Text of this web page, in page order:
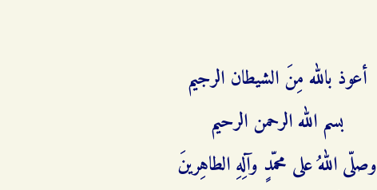
أعوذ بالله مِنَ الشيطان الرجيم
بسم الله الرحمن الرحيم
وصلّى اللهُ على محمّدٍ وآلِهِ الطاهِرينَ